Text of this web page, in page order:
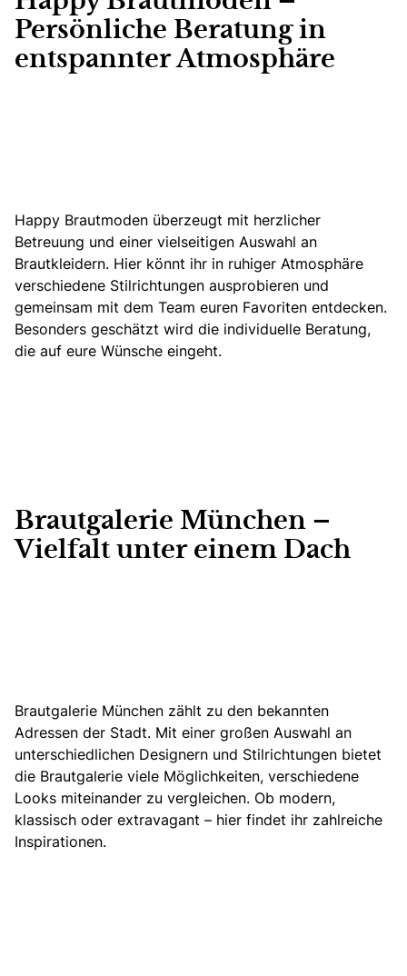
Persönliche Beratung in
entspannter Atmosphäre
Happy Brautmoden überzeugt mit herzlicher
Betreuung und einer vielseitigen Auswahl an
Brautkleidern. Hier könnt ihr in ruhiger Atmosphäre
verschiedene Stilrichtungen ausprobieren und
gemeinsam mit dem Team euren Favoriten entdecken.
Besonders geschätzt wird die individuelle Beratung,
die auf eure Wünsche eingeht.
Brautgalerie München –
Vielfalt unter einem Dach
Brautgalerie München zählt zu den bekannten
Adressen der Stadt. Mit einer großen Auswahl an
unterschiedlichen Designern und Stilrichtungen bietet
die Brautgalerie viele Möglichkeiten, verschiedene
Looks miteinander zu vergleichen. Ob modern,
klassisch oder extravagant – hier findet ihr zahlreiche
Inspirationen.